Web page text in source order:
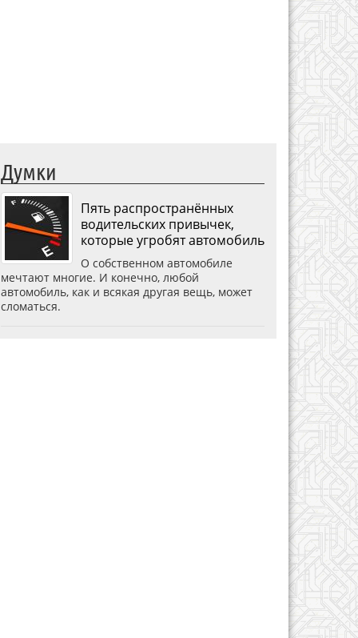
Думки
Пять распространённых
водительских привычек,
которые угробят автомобиль
О собственном автомобиле
мечтают многие. И конечно, любой
автомобиль, как и всякая другая вещь, может
сломаться.